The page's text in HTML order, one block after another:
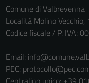
Comune di Valbrevenna
Località Molino
Codice fiscale / P. IVA:
Email:
PEC:
Centralino unico: +39